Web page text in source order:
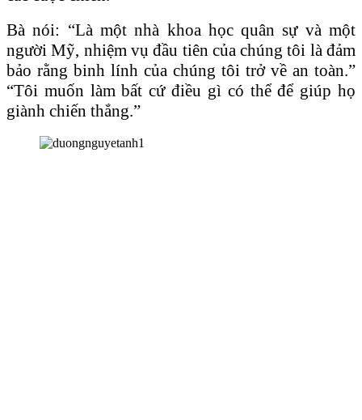
Bà nói: “Là một nhà khoa học quân sự và một
người Mỹ, nhiệm vụ đầu tiên của chúng tôi là đảm
bảo rằng binh lính của chúng tôi trở về an toàn.”
“Tôi muốn làm bất cứ điều gì có thể để giúp họ
giành chiến thắng.”